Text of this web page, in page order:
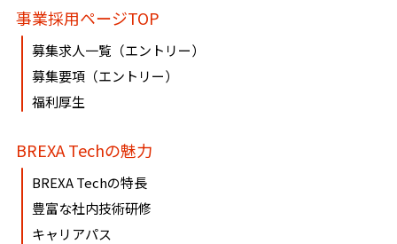
事業採用ページTOP
募集求人一覧（エントリー）
募集要項（エントリー）
福利厚生
BREXA Techの魅力
BREXA Techの特長
豊富な社内技術研修
キャリアパス